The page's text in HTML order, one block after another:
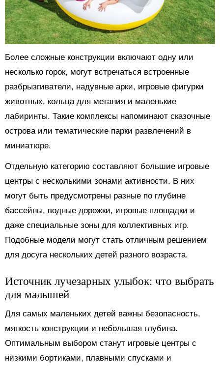
Более сложные конструкции включают одну или
несколько горок, могут встречаться встроенные
разбрызгиватели, надувные арки, игровые фигурки
животных, кольца для метания и маленькие
лабиринты. Такие комплексы напоминают сказочные
острова или тематические парки развлечений в
миниатюре.
Отдельную категорию составляют большие игровые
центры с несколькими зонами активности. В них
могут быть предусмотрены разные по глубине
бассейны, водные дорожки, игровые площадки и
даже специальные зоны для коллективных игр.
Подобные модели могут стать отличным решением
для досуга нескольких детей разного возраста.
Источник лучезарных улыбок: что выбрать
для малышей
Для самых маленьких детей важны безопасность,
мягкость конструкции и небольшая глубина.
Оптимальным выбором станут игровые центры с
низкими бортиками, плавными спусками и